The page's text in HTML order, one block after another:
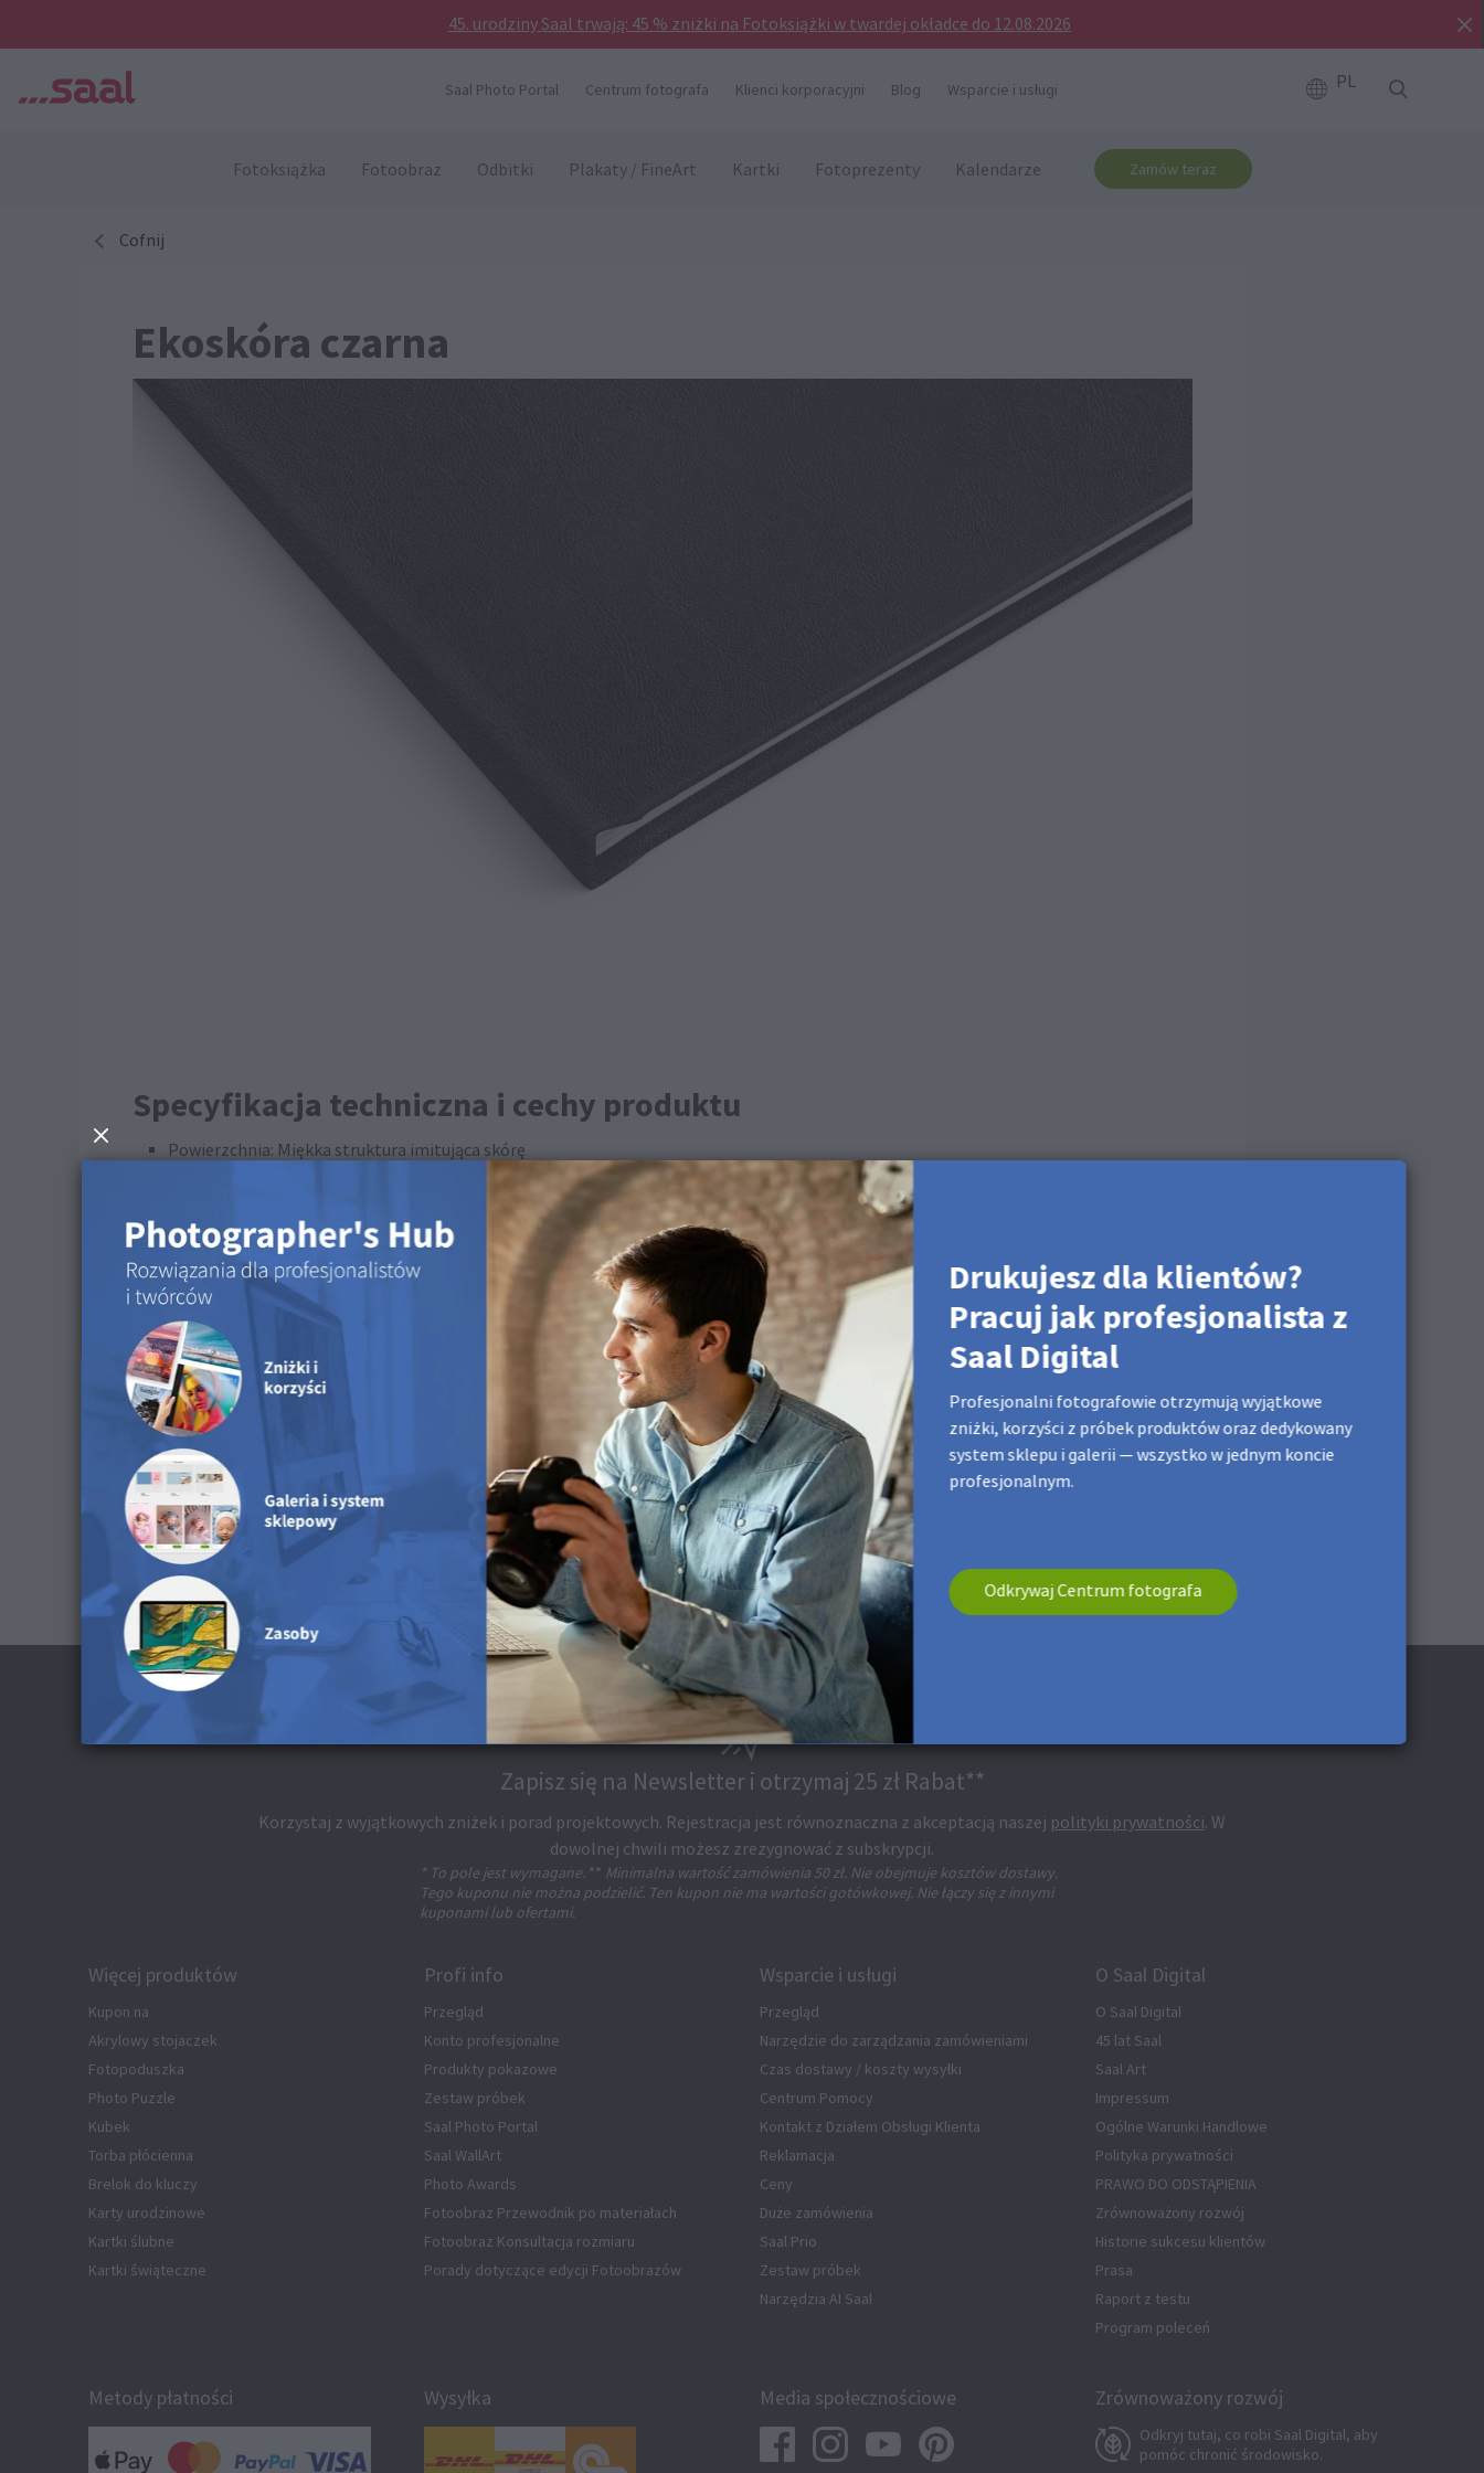
45. urodziny Saal trwają: 45 % zniżki na Fotoksiążki w twardej okładce do 12.08.2026
Saal Photo Portal Centrum fotografa Klienci korporacyjni Blog Wsparcie i usługi PL
Fotoksiążka Fotoobraz Odbitki Plakaty / FineArt Kartki Fotoprezenty Kalendarze Zamów teraz
Cofnij
Ekoskóra czarna
Specyfikacja techniczna i cechy produktu
Powierzchnia: Miękka struktura imitująca skórę
Proces produkcji: Druk bezpośredni UV
Kod koloru czcionki w Przykładowym zestawie: R: 243 G: 243 B: 242 #f2f2f2
Wskazówki dotyczące czyszczenia
Do czyszczenia tej powierzchni możesz użyć wilgotnej lub suchej ściereczki z mikrofibry.
Dostępne w następujących produktach
Ten produkt jest dostępny dla Fotoksiążek, Opakowań prezentowych i Albumów portfolio.
Drukujesz dla klientów?
Pracuj jak profesjonalista z
Saal Digital
Profesjonalni fotografowie otrzymują wyjątkowe
zniżki, korzyści z próbek produktów oraz dedykowany
system sklepu i galerii — wszystko w jednym koncie
profesjonalnym.
Odkrywaj Centrum fotografa
Zapisz się na Newsletter i otrzymaj 25 zł Rabat**
Korzystaj z wyjątkowych zniżek i porad projektowych. Rejestracja jest równoznaczna z akceptacją naszej polityki prywatności. W
dowolnej chwili możesz zrezygnować z subskrypcji.
* To pole jest wymagane. ** Minimalna wartość zamówienia 50 zł. Nie obejmuje kosztów dostawy.
Tego kuponu nie można podzielić. Ten kupon nie ma wartości gotówkowej. Nie łączy się z innymi
kuponami lub ofertami.
Więcej produktów
Kupon na
Akrylowy stojaczek
Fotopoduszka
Photo Puzzle
Kubek
Torba płócienna
Brelok do kluczy
Karty urodzinowe
Kartki ślubne
Kartki świąteczne
Profi info
Przegląd
Konto profesjonalne
Produkty pokazowe
Zestaw próbek
Saal Photo Portal
Saal WallArt
Photo Awards
Fotoobraz Przewodnik po materiałach
Fotoobraz Konsultacja rozmiaru
Porady dotyczące edycji Fotoobrazów
Wsparcie i usługi
Przegląd
Narzędzie do zarządzania zamówieniami
Czas dostawy / koszty wysyłki
Centrum Pomocy
Kontakt z Działem Obsługi Klienta
Reklamacja
Ceny
Duże zamówienia
Saal Prio
Zestaw próbek
Narzędzia AI Saal
O Saal Digital
O Saal Digital
45 lat Saal
Saal Art
Impressum
Ogólne Warunki Handlowe
Polityka prywatności
PRAWO DO ODSTĄPIENIA
Zrównoważony rozwój
Historie sukcesu klientów
Prasa
Raport z testu
Program poleceń
Metody płatności Wysyłka Media społecznościowe Zrównoważony rozwój
Odkryj tutaj, co robi Saal Digital, aby
pomóc chronić środowisko.